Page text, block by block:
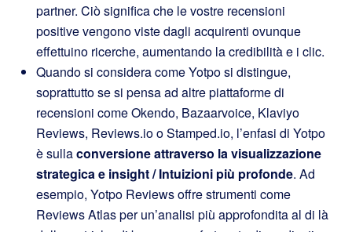
partner. Ciò significa che le vostre recensioni
positive vengono viste dagli acquirenti ovunque
effettuino ricerche, aumentando la credibilità e i clic.
Quando si considera come Yotpo si distingue,
soprattutto se si pensa ad altre piattaforme di
recensioni come Okendo, Bazaarvoice, Klaviyo
Reviews, Reviews.io o Stamped.io, l’enfasi di Yotpo
è sullaconversione attraverso la visualizzazione
strategica e insight / Intuizioni più profonde. Ad
esempio, Yotpo Reviews offre strumenti come
Reviews Atlas per un’analisi più approfondita al di là